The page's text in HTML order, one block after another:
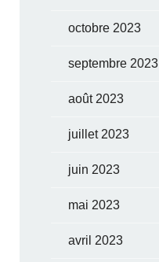
octobre 2023
septembre 2023
août 2023
juillet 2023
juin 2023
mai 2023
avril 2023